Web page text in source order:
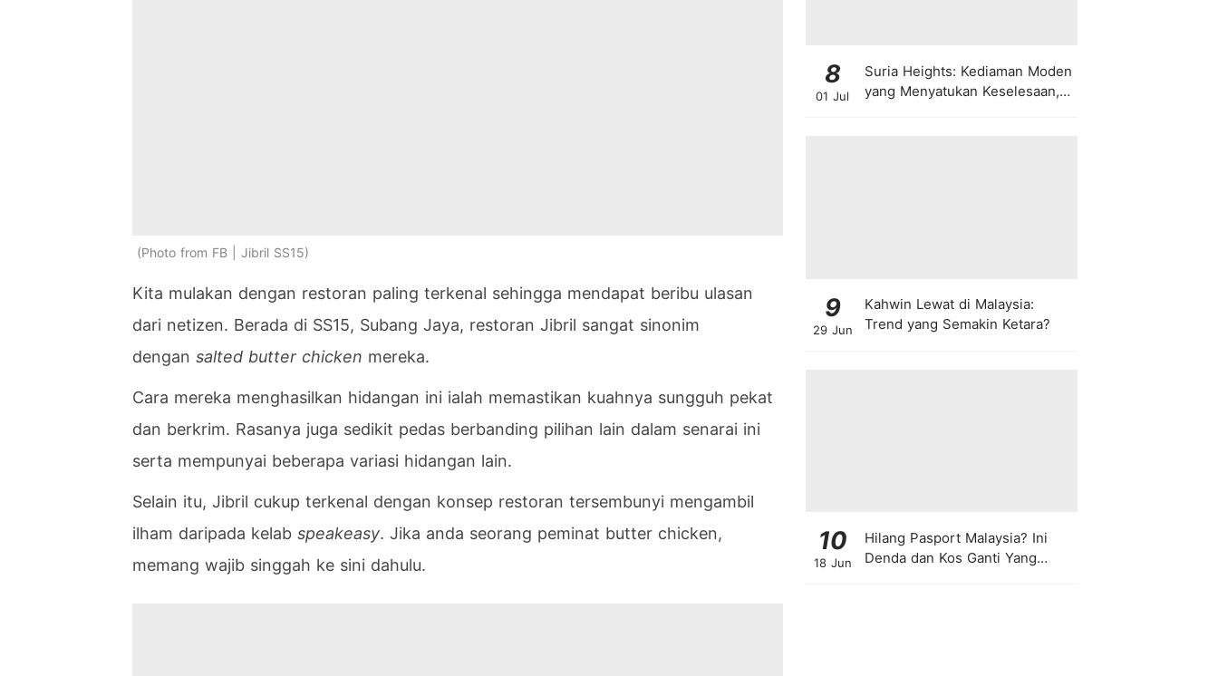
Photo from FB | Jibril SS15
Kita mulakan dengan restoran paling terkenal sehingga mendapat beribu ulasan
dari netizen. Berada di SS15, Subang Jaya, restoran Jibril sangat sinonim
dengan salted butter chicken mereka.
Cara mereka menghasilkan hidangan ini ialah memastikan kuahnya sungguh pekat
dan berkrim. Rasanya juga sedikit pedas berbanding pilihan lain dalam senarai ini
serta mempunyai beberapa variasi hidangan lain.
Selain itu, Jibril cukup terkenal dengan konsep restoran tersembunyi mengambil
ilham daripada kelab speakeasy. Jika anda seorang peminat butter chicken,
memang wajib singgah ke sini dahulu.
8
01 Jul
Suria Heights: Kediaman Moden
yang Menyatukan Keselesaan,
9
29 Jun
Kahwin Lewat di Malaysia:
Trend yang Semakin Ketara?
10
18 Jun
Hilang Pasport Malaysia? Ini
Denda dan Kos Ganti Yang